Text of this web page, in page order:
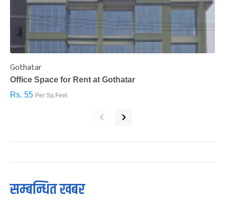
Gothatar
Office Space for Rent at Gothatar
Rs. 55 Per Sq.Feet
‹ ›
सम्बन्धित खबर